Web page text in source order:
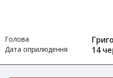
Голова
Дата оприлюдення 14